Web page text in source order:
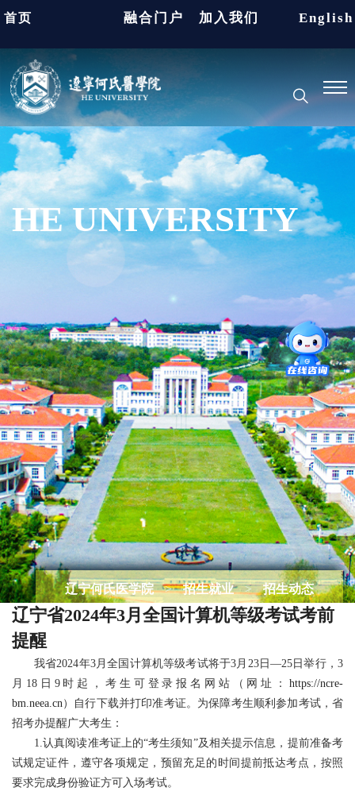
首页 融合门户 加入我们 English
HE UNIVERSITY
辽宁何氏医学院 > 招生就业 > 招生动态
辽宁省2024年3月全国计算机等级考试考前
提醒
我省2024年3月全国计算机等级考试将于3月23日—25日举行，3
月18日9时起，考生可登录报名网站（网址： https://ncre-
bm.neea.cn ）自行下载并打印准考证。 为保障考生顺利参加考试，省
招考办提醒广大考生：
1.认真阅读准考证上的“考生须知”及相关提示信息，提前准备考
试规定证件，遵守各项规定，预留充足的时间提前抵达考点，按照
要求完成身份验证方可入场考试。